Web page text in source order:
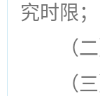
究时限；
（
（